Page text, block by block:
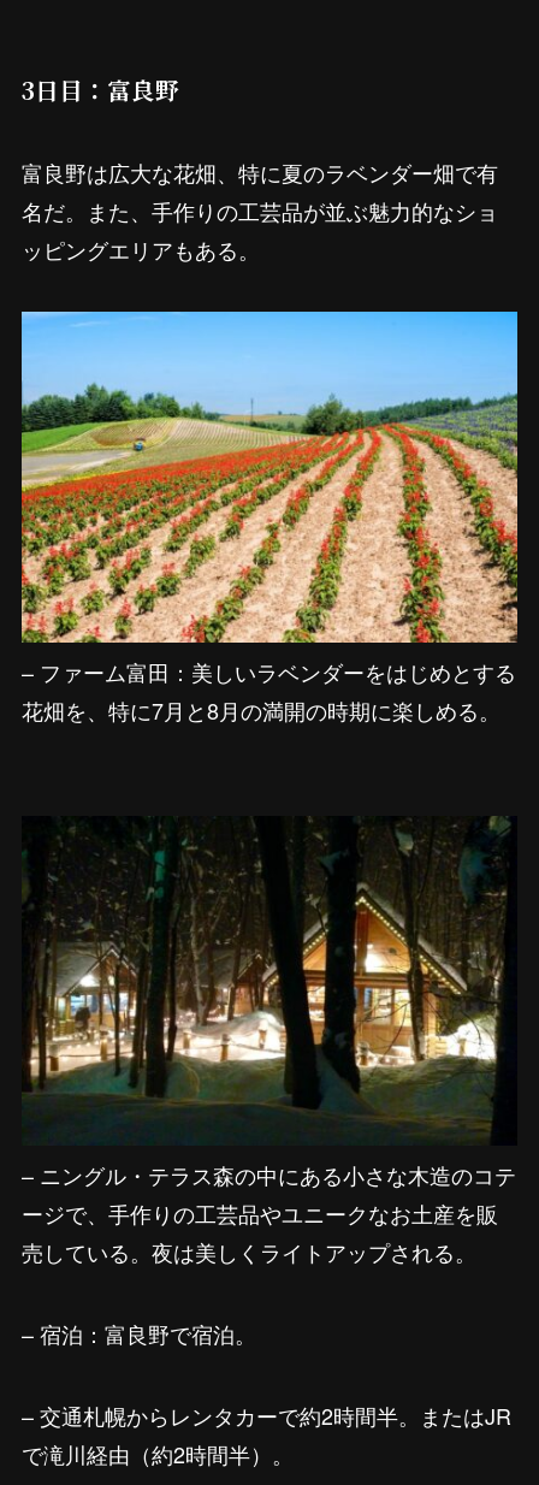
3日目：富良野
富良野は広大な花畑、特に夏のラベンダー畑で有
名だ。また、手作りの工芸品が並ぶ魅力的なショ
ッピングエリアもある。
– ファーム富田：美しいラベンダーをはじめとする
花畑を、特に7月と8月の満開の時期に楽しめる。
– ニングル・テラス森の中にある小さな木造のコテ
ージで、手作りの工芸品やユニークなお土産を販
売している。夜は美しくライトアップされる。
– 宿泊：富良野で宿泊。
– 交通札幌からレンタカーで約2時間半。またはJR
で滝川経由（約2時間半）。